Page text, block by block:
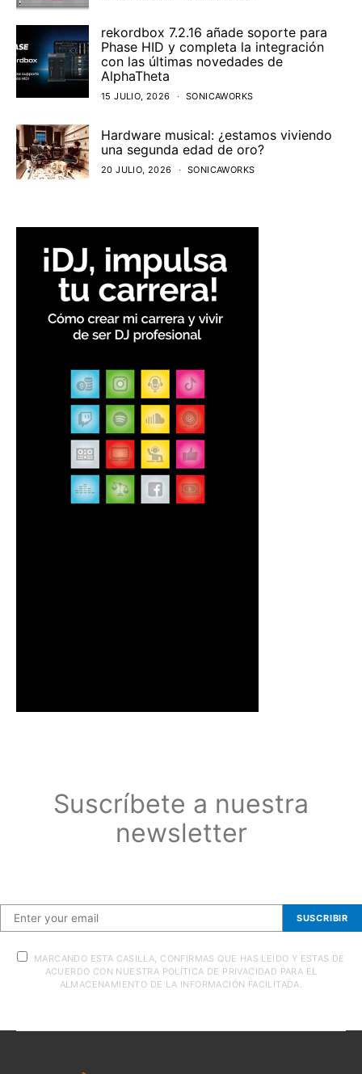
rekordbox 7.2.16 añade soporte para
Phase HID y completa la integración
con las últimas novedades de
AlphaTheta
15 JULIO, 2026 SONICAWORKS
Hardware musical: ¿estamos viviendo
una segunda edad de oro?
20 JULIO, 2026 SONICAWORKS
Suscríbete a nuestra
newsletter
SUSCRIBIR
MARCANDO ESTA CASILLA, CONFIRMAS QUE HAS LEÍDO Y ESTAS DE
ACUERDO CON NUESTRA POLÍTICA DE PRIVACIDAD PARA EL
ALMACENAMIENTO DE LA INFORMACIÓN FACILITADA.